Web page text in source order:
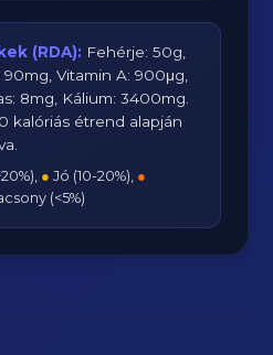
(RDA): Fehérje: 50g,
90mg, Vitamin A: 900μg,
8mg, Kálium: 3400mg.
kalóriás étrend alapján
● Jó (10-20%), ●
(<5%)